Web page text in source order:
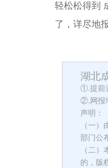
轻松松得到
了，详尽地
湖北
①.提前
②.网报
声明：
（一
部门公
（二
的，版